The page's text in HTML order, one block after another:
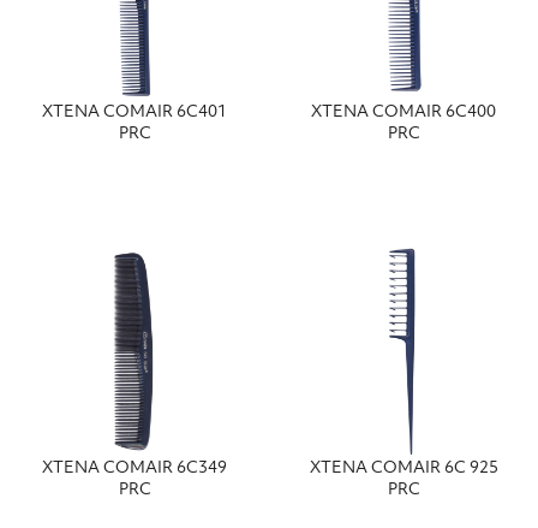
ΧΤΕΝΑ COMAIR 6C401
PRC
ΧΤΕΝΑ COMAIR 6C400
PRC
ΧΤΕΝΑ COMAIR 6C349
PRC
ΧΤΕΝΑ COMAIR 6C 925
PRC